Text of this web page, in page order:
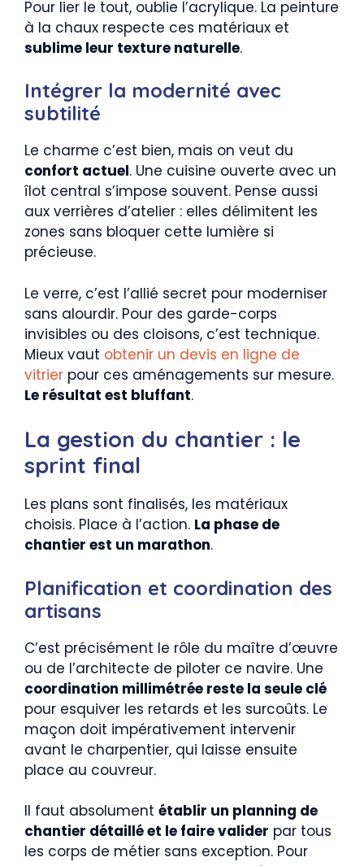
Pour lier le tout, oublie l’acrylique. La peinture
à la chaux respecte ces matériaux et
sublime leur texture naturelle.
Intégrer la modernité avec
subtilité
Le charme c’est bien, mais on veut du
confort actuel. Une cuisine ouverte avec un
îlot central s’impose souvent. Pense aussi
aux verrières d’atelier : elles délimitent les
zones sans bloquer cette lumière si
précieuse.
Le verre, c’est l’allié secret pour moderniser
sans alourdir. Pour des garde-corps
invisibles ou des cloisons, c’est technique.
Mieux vaut obtenir un devis en ligne de
vitrier pour ces aménagements sur mesure.
Le résultat est bluffant.
La gestion du chantier : le
sprint final
Les plans sont finalisés, les matériaux
choisis. Place à l’action. La phase de
chantier est un marathon.
Planification et coordination des
artisans
C’est précisément le rôle du maître d’œuvre
ou de l’architecte de piloter ce navire. Une
coordination millimétrée reste la seule clé
pour esquiver les retards et les surcoûts. Le
maçon doit impérativement intervenir
avant le charpentier, qui laisse ensuite
place au couvreur.
Il faut absolument établir un planning de
chantier détaillé et le faire valider par tous
les corps de métier sans exception. Pour